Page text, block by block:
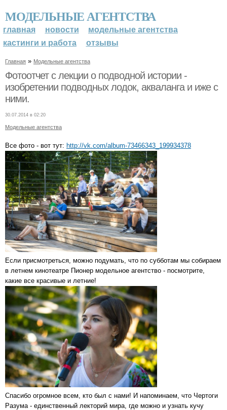
МОДЕЛЬНЫЕ АГЕНТСТВА
главная новости
модельные агентства
кастинги и работа
отзывы
Главная » Модельные агентства
Фотоотчет с лекции о подводной истории -
изобретении подводных лодок, акваланга и иже с
ними.
30.07.2014 в 02:20
Модельные агентства
Все фото - вот тут: http://vk.com/album-73466343_199934378
Если присмотреться, можно подумать, что по субботам мы собираем
в летнем кинотеатре Пионер модельное агентство - посмотрите,
какие все красивые и летние!
Спасибо огромное всем, кто был с нами! И напоминаем, что Чертоги
Разума - единственный лекторий мира, где можно и узнать кучу